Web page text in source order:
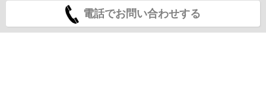
電話でお問い合わせする